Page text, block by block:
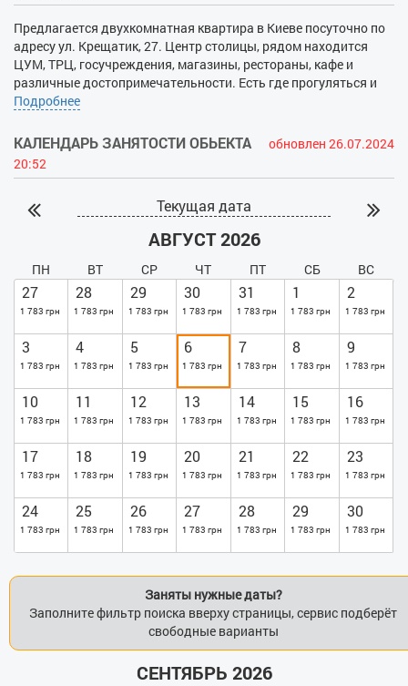
Предлагается двухкомнатная квартира в Киеве посуточно по
адресу ул. Крещатик, 27. Центр столицы, рядом находится
ЦУМ, ТРЦ, госучреждения, магазины, рестораны, кафе и
различные достопримечательности. Есть где прогуляться и
провести время. Удобное местоположения для гостей города -
новым ремонтом, шикарной мебелью и стильным интерьером.
К Вашим услугам большой LCD-телевизор, WI-FI,
кондиционеры в комнатах. На кухне - комплект посуды,
входит средства гигиены, постельное белье, полотенца.
Подробнее
КАЛЕНДАРЬ ЗАНЯТОСТИ ОБЬЕКТА
обновлен 26.07.2024
20:52
Текущая дата
АВГУСТ 2026
ПН ВТ СР ЧТ ПТ СБ ВС
27
1 783 грн
28
1 783 грн
29
1 783 грн
30
1 783 грн
31
1 783 грн
1
1 783 грн
2
1 783 грн
3
1 783 грн
4
1 783 грн
5
1 783 грн
6
1 783 грн
7
1 783 грн
8
1 783 грн
9
1 783 грн
10
1 783 грн
11
1 783 грн
12
1 783 грн
13
1 783 грн
14
1 783 грн
15
1 783 грн
16
1 783 грн
17
1 783 грн
18
1 783 грн
19
1 783 грн
20
1 783 грн
21
1 783 грн
22
1 783 грн
23
1 783 грн
24
1 783 грн
25
1 783 грн
26
1 783 грн
27
1 783 грн
28
1 783 грн
29
1 783 грн
30
1 783 грн
Заняты нужные даты?
Заполните фильтр поиска вверху страницы, сервис подберёт
свободные варианты
СЕНТЯБРЬ 2026